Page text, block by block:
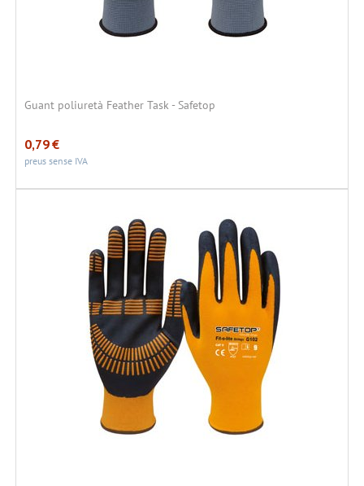
Guant poliuretà Feather Task - Safetop
0,79€
preus sense IVA